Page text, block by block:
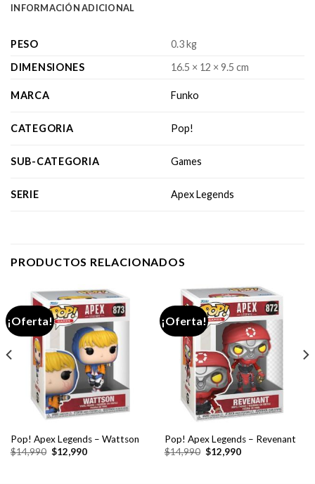
INFORMACIÓN ADICIONAL
PESO
0.3 kg
DIMENSIONES
16.5 × 12 × 9.5 cm
MARCA Funko
CATEGORIA Pop!
SUB-CATEGORIA Games
SERIE Apex Legends
PRODUCTOS RELACIONADOS
¡Oferta!
Pop! Apex Legends – Wattson
$14,990 El
precio
$12,990El
¡Oferta!
Pop! Apex Legends – Revenant
$14,990 El
precio
$12,990El